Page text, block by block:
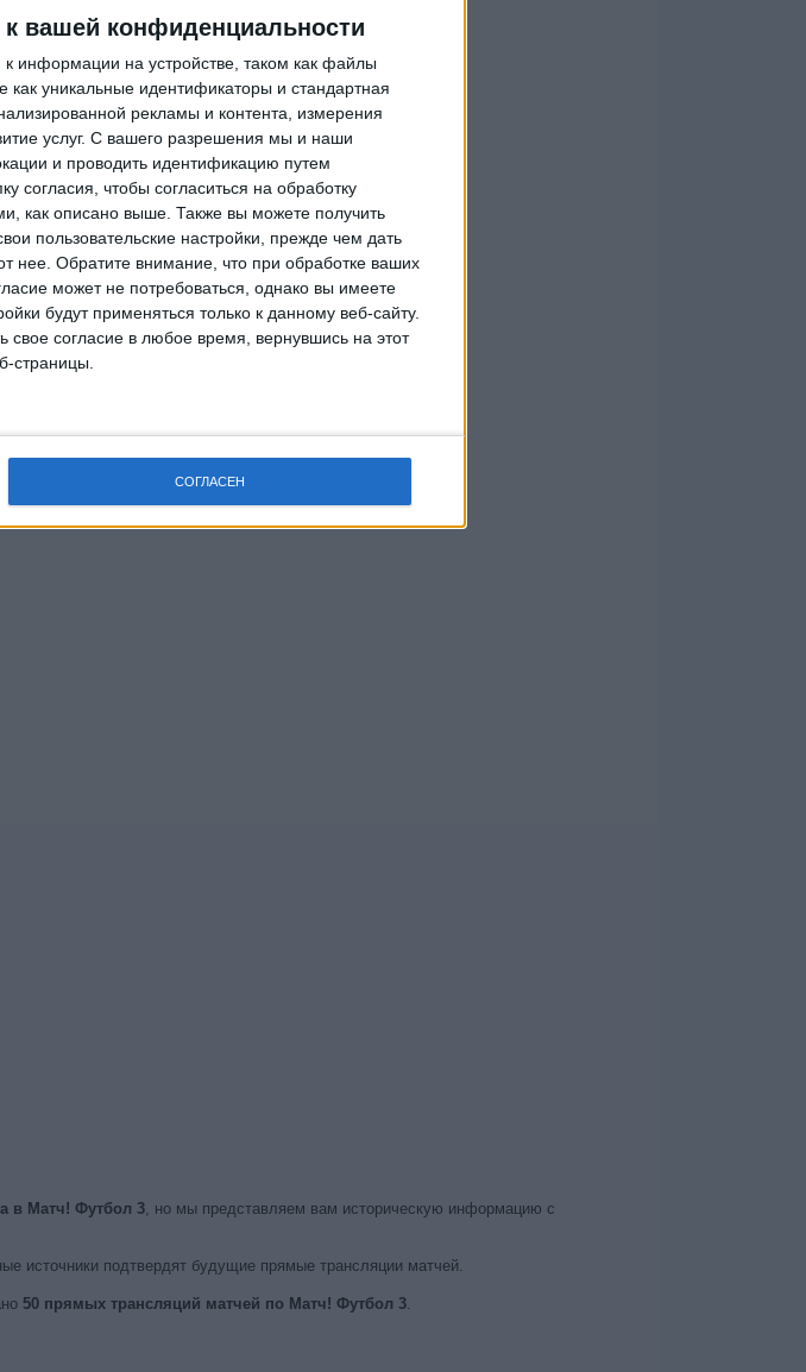
вашей конфиденциальности
информации на устройстве, таком как файлы
уникальные идентификаторы и стандартная
рекламы и контента, измерения
услуг. С вашего разрешения мы и наши
и проводить идентификацию путем
согласия, чтобы согласиться на обработку
как описано выше. Также вы можете получить
пользовательские настройки, прежде чем дать
нее. Обратите внимание, что при обработке ваших
может не потребоваться, однако вы имеете
будут применяться только к данному веб-сайту.
свое согласие в любое время, вернувшись на этот
страницы.
СОГЛАСЕН
в Матч! Футбол 3, но мы представляем вам историческую информацию с
источники подтвердят будущие прямые трансляции матчей.
50 прямых трансляций матчей по Матч! Футбол 3.